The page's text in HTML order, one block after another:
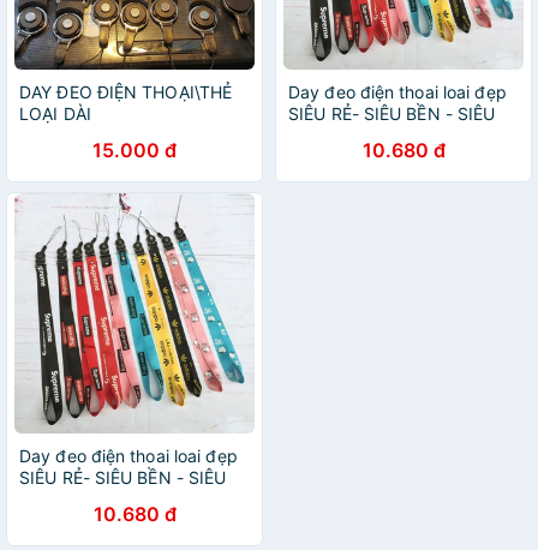
DAY ĐEO ĐIỆN THOẠI\THẺ
LOẠI DÀI
15.000 đ
Day đeo điện thoai loai đẹp
SIÊU RẺ- SIÊU BỀN - SIÊU
10.680 đ
Day đeo điện thoai loai đẹp
SIÊU RẺ- SIÊU BỀN - SIÊU
10.680 đ